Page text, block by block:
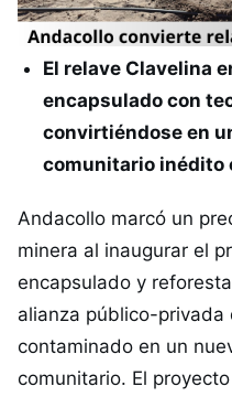
El relave Clavelina
encapsulado con
convirtiéndose en
comunitario inédito
Andacollo marcó un
minera al inaugurar el
encapsulado y
alianza público-
contaminado en un
comunitario. El